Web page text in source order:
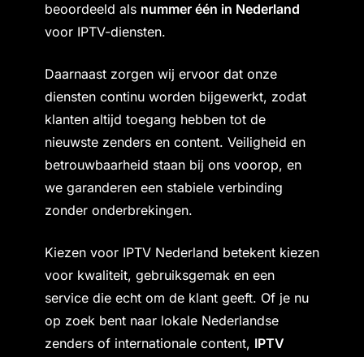
beoordeeld als nummer één in Nederland
voor IPTV-diensten.
Daarnaast zorgen wij ervoor dat onze
diensten continu worden bijgewerkt, zodat
klanten altijd toegang hebben tot de
nieuwste zenders en content. Veiligheid en
betrouwbaarheid staan bij ons voorop, en
we garanderen een stabiele verbinding
zonder onderbrekingen.
Kiezen voor IPTV Nederland betekent kiezen
voor kwaliteit, gebruiksgemak en een
service die echt om de klant geeft. Of je nu
op zoek bent naar lokale Nederlandse
zenders of internationale content, IPTV